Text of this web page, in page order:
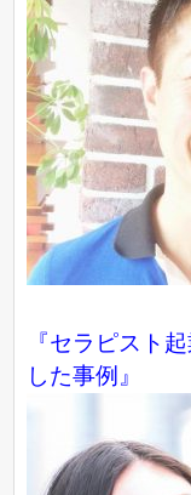
『セラピスト
した事例 』